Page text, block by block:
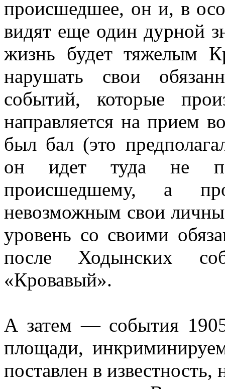
происшедшее, он и, в
видят еще один дурной
жизнь будет тяжелым
нарушать свои
событий, которые
направляется на прием
был бал (это
он идет туда не
происшедшему, а
невозможным свои
уровень со своими
после Ходынских
«Кровавый».
А затем — события
площади,
поставлен в